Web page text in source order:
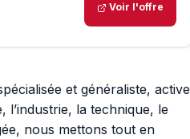
Voir l'offre
et généraliste, active
l’industrie, la technique, le
nous mettons tout en